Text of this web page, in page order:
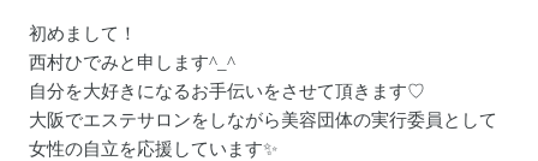
初めまして！
西村ひでみと申します^_^
自分を大好きになるお手伝いをさせて頂きます♡
大阪でエステサロンをしながら美容団体の実行委員として
女性の自立を応援しています✨